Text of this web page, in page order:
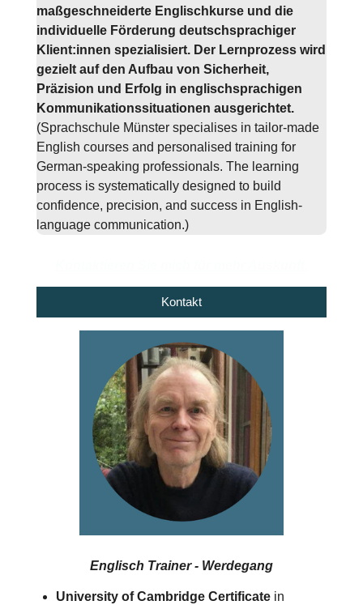
maßgeschneiderte Englischkurse und die
individuelle Förderung deutschsprachiger
Klient:innen spezialisiert. Der Lernprozess wird
gezielt auf den Aufbau von Sicherheit,
Präzision und Erfolg in englischsprachigen
Kommunikationssituationen ausgerichtet.
(Sprachschule Münster specialises in tailor-made
English courses and personalised training for
German-speaking professionals. The learning
process is systematically designed to build
confidence, precision, and success in English-
language communication.)
Kontakt
Englisch Trainer - Werdegang
University of Cambridge Certificatein